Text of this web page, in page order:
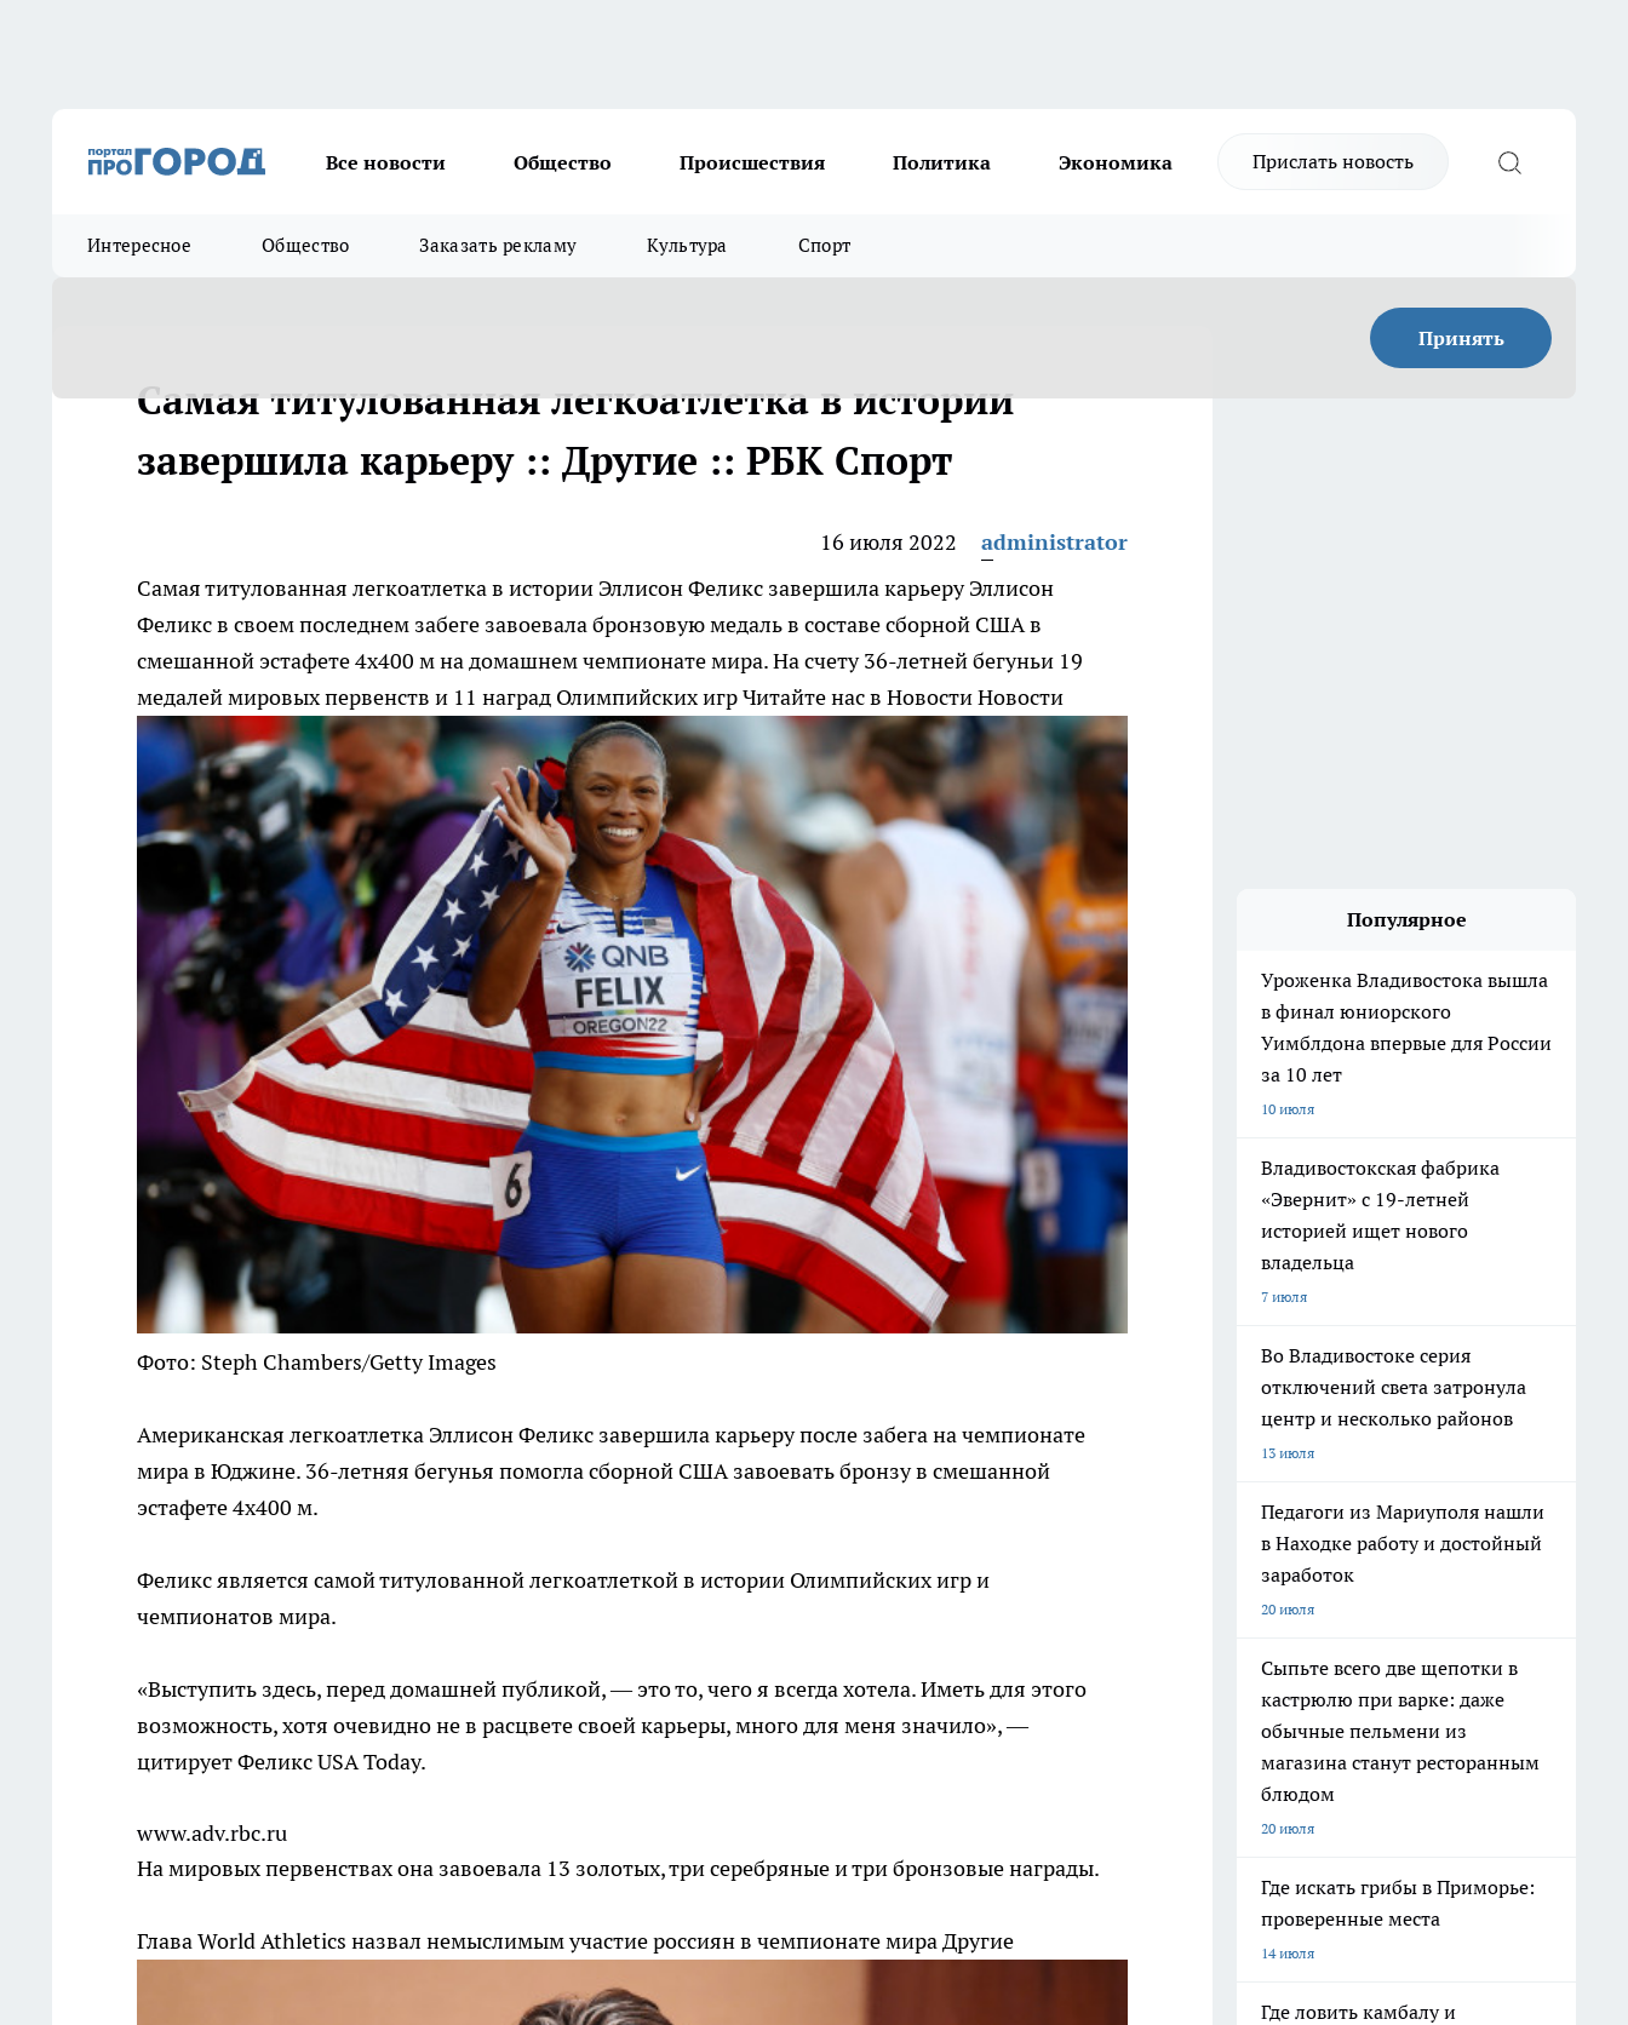
Все новости Общество Происшествия Политика Экономика Прислать новость
Интересное Общество Заказать рекламу Культура Спорт
Принять
Самая титулованная легкоатлетка в истории
завершила карьеру :: Другие :: РБК Спорт
16 июля 2022
administrator
Самая титулованная легкоатлетка в истории Эллисон Феликс завершила карьеруЭллисон
Феликс в своем последнем забеге завоевала бронзовую медаль в составе сборной США в
смешанной эстафете 4х400 м на домашнем чемпионате мира. На счету 36-летней бегуньи 19
медалей мировых первенств и 11 наград Олимпийских игрЧитайте нас в Новости Новости
Фото: Steph Chambers/Getty Images
Американская легкоатлетка Эллисон Феликс завершила карьеру после забега на чемпионате
мира в Юджине. 36-летняя бегунья помогла сборной США завоевать бронзу в смешанной
эстафете 4х400 м.
Феликс является самой титулованной легкоатлеткой в истории Олимпийских игр и
чемпионатов мира.
«Выступить здесь, перед домашней публикой, — это то, чего я всегда хотела. Иметь для этого
возможность, хотя очевидно не в расцвете своей карьеры, много для меня значило», —
цитирует Феликс USA Today.
www.adv.rbc.ru
На мировых первенствах она завоевала 13 золотых, три серебряные и три бронзовые награды.
Глава World Athletics назвал немыслимым участие россиян в чемпионате мираДругие
Популярное
Уроженка Владивостока вышла
в финал юниорского
Уимблдона впервые для России
за 10 лет
10 июля
Владивостокская фабрика
«Эвернит» с 19-летней
историей ищет нового
владельца
7 июля
Во Владивостоке серия
отключений света затронула
центр и несколько районов
13 июля
Педагоги из Мариуполя нашли
в Находке работу и достойный
заработок
20 июля
Сыпьте всего две щепотки в
кастрюлю при варке: даже
обычные пельмени из
магазина станут ресторанным
блюдом
20 июля
Где искать грибы в Приморье:
проверенные места
14 июля
Где ловить камбалу и